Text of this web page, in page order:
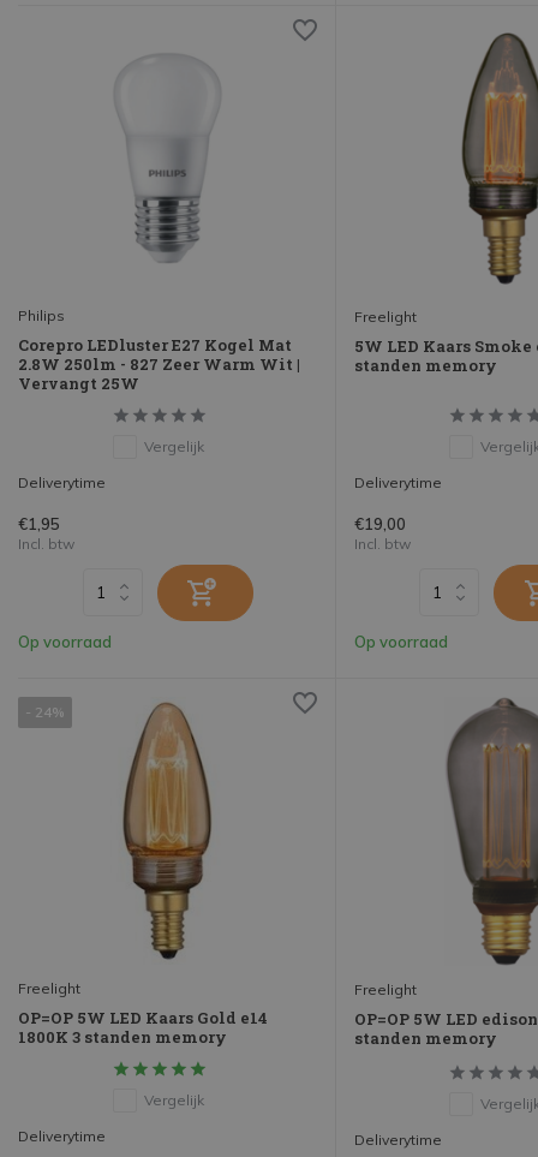
Philips
Corepro LEDluster E27 Kogel Mat
2.8W 250lm - 827 Zeer Warm Wit |
Vervangt 25W
Vergelijk
Deliverytime
€1,95
Incl. btw
Op voorraad
Freelight
5W LED Kaars Smoke
standen memory
Deliverytime
€19,00
Incl. btw
Op voorraad
- 24%
Freelight
OP=OP 5W LED Kaars Gold e14
1800K 3 standen memory
Vergelijk
Deliverytime
Freelight
OP=OP 5W LED
standen memory
Deliverytime